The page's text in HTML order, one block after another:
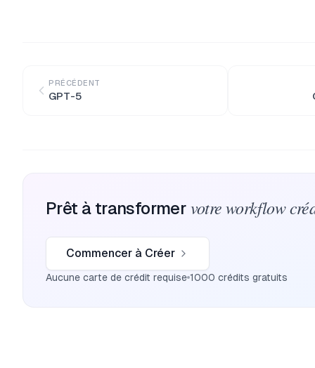
PRÉCÉDENT
GPT-5
Prêt à transformer votre workflow
Commencer à Créer
Aucune carte de crédit requise 1000 crédits gratuits